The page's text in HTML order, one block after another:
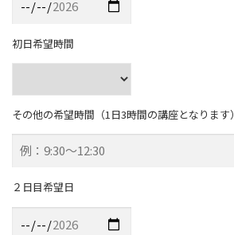
初日希望時間
その他の希望時間（1日3時間の講座となります）
２日目希望日